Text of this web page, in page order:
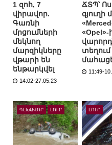
1 զոհ, 7
վիրավոր.
Գառնի
մրցումների
մեկնող
մարզիկները
վթարի են
ենթարկվել
14:02-27.05.23
ՃՏՊ՝
գյուղի
«Opel»-
տեղում
11:49-
ԳԼԽԱՎՈՐ ԼՈՒՐ ԼՈՒՐ